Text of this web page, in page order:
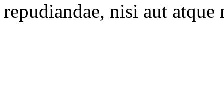
repudiandae, nisi aut